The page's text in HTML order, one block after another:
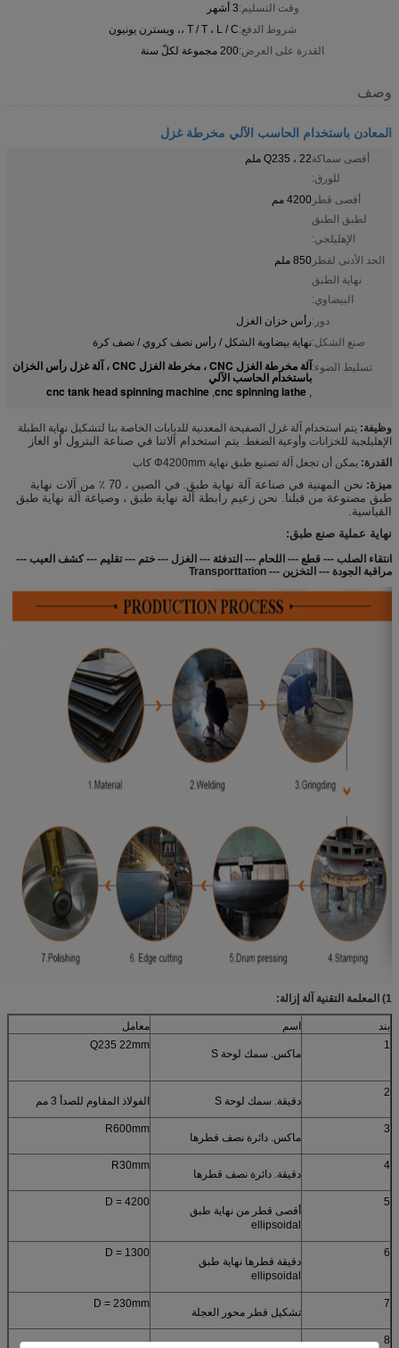
وقت التسليم:3 أشهر
شروط الدفع:T / T ، L / C ،، ويسترن يونيون
القدرة على العرض:200 مجموعة لكلّ سنة
وصف
المعادن باستخدام الحاسب الآلي مخرطة غزل
أقصى سماكة
للورق:
Q235 ، 22 ملم
أقصى قطر
لطبق الطبق
الإهليلجي:
4200 مم
الحد الأدنى لقطر
نهاية الطبق
البيضاوي:
850 ملم
دور:رأس خزان الغزل
صنع الشكل:نهاية بيضاوية الشكل / رأس نصف كروي / نصف كرة
تسليط الضوء:
آلة مخرطة الغزل CNC ، مخرطة الغزل CNC ، آلة غزل رأس الخزان
باستخدام الحاسب الآلي
,
cnc spinning lathe
,
cnc tank head spinning machine
وظيفة: يتم استخدام آلة غزل الصفيحة المعدنية للدبابات الخاصة بنا لتشكيل نهاية الطبلة
الإهليلجية للخزانات وأوعية الضغط. يتم استخدام آلاتنا في صناعة البترول أو الغاز
القدرة: يمكن أن تجعل آلة تصنيع طبق نهاية Φ4200mm كاب
ميزة: نحن المهنية في صناعة آلة نهاية طبق.
في الصين ، 70 ٪ من آلات نهاية
طبق مصنوعة من قبلنا. نحن زعيم رابطة آلة نهاية طبق ، وصياغة آلة نهاية طبق
القياسية.
نهاية عملية صنع طبق:
انتقاء الصلب --- قطع --- اللحام --- التدفئة --- الغزل --- ختم --- تقليم --- كشف العيب ---
مراقبة الجودة --- التخزين --- Transporttation
1) المعلمة التقنية آلة إزالة:
بند اسم
معامل
1
ماكس. سمك لوحة S
Q235 22mm
2
دقيقة. سمك لوحة S الفولاذ المقاوم للصدأ 3 مم
3
ماكس. دائرة نصف قطرها
R600mm
4
دقيقة. دائرة نصف قطرها
R30mm
5
أقصى قطر من نهاية طبق
ellipsoidal
D = 4200
6
دقيقة قطرها نهاية طبق
ellipsoidal
D = 1300
7
تشكيل قطر محور العجلة
D = 230mm
8